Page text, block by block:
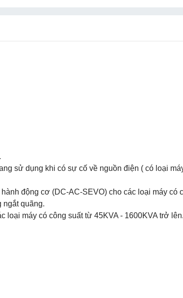
sử dụng khi có sự cố về nguồn điện ( có loại
động cơ (DC-AC-SEVO) cho các loại máy có
ngắt quãng.
loại máy có công suất từ 45KVA - 1600KVA trở